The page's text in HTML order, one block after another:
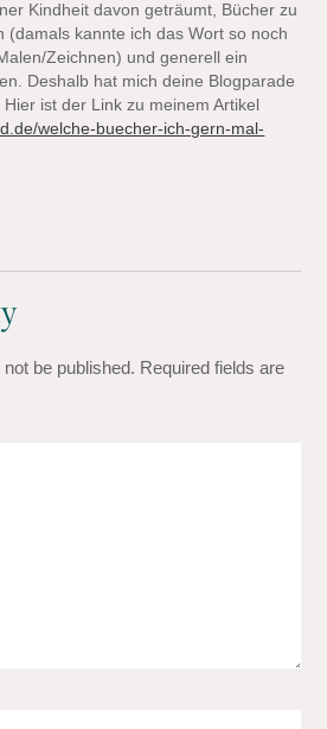
Kindheit davon geträumt, Bücher zu
(damals kannte ich das Wort so noch
Zeichnen) und generell ein
Deshalb hat mich deine Blogparade
ist der Link zu meinem Artikel
welche-buecher-ich-gern-mal-
be published. Required fields are